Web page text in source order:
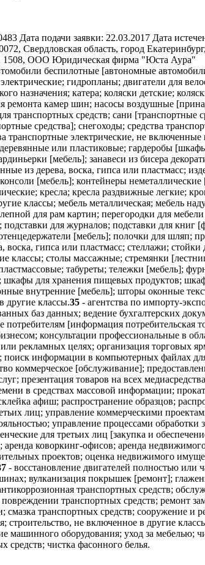
Дата подачи заявки: 22.03.2017 Дата
Свердловская область, город
1508, ООО Юридическая фирма "Юста Аура"
беспилотные [автономные
гидропланы; двигатели для
назначения; катера; коляски детские;
камер шин; насосы воздушные
средств; сани [транспортные
средства]; снегоходы; средства
электрические, не включенные
или пластиковые; гардеробы
[мебель]; занавеси из бисера
из дерева, воска, гипса или пластмасс;
[мебель]; контейнеры
кресла; кресла раздвижные легкие;
классы; мебель металлическая; мебель
для рам картин; перегородки для
для журналов; подставки для книг
[мебель]; полочки для шляп;
воска, гипса или пластмасс; стеллажи;
столы массажные; стремянки
табуреты; тележки [мебель];
для хранения пищевых продуктов;
внутренние [мебель]; шторы оконные
другие классы.35 - агентства по импорту-
баз данных; ведение бухгалтерских
[информация потребительская
консультации профессиональные в
рекламных целях; организация торговых
поиск информации в компьютерных файлах
[обслуживание];
презентация товаров на всех
в средствах массовой информации;
афиш; распространение образцов;
лиц; управление коммерческими
управление процессами
для третьих лиц [закупка и
коворкинг-офисов; аренда
проектов; оценка недвижимого
- восстановление двигателей полностью
вулканизация покрышек [ремонт];
транспортных средств;
транспортных средств; ремонт
транспортных средств; сооружение и
не включенное в другие
машинного оборудования; уход за мебелью;
средств; чистка фасонного белья.